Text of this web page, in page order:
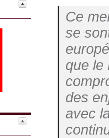
Ce
se
que le
des
avec